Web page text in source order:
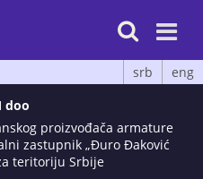

srb
eng
doo
proizvođača armature
zastupnik „Đuro Đaković
teritoriju Srbije